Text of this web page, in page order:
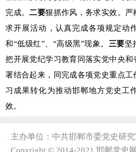
完成。二要狠抓作风，务求实效。
求开展活动，认真完成各项规定动
和“低级红”、“高级黑”现象。 三要坚
把开展党纪学习教育同落实党中央
署结合起来，同完成各项党史重点
习成果转化为推动邯郸地方党史工
效。
主办单位：中共邯郸市委党史研